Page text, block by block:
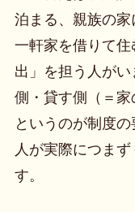
泊まる、親族の
一軒家を借りて
出」を担う人が
側・貸す側（＝家
というのが制度
人が実際につま
す。